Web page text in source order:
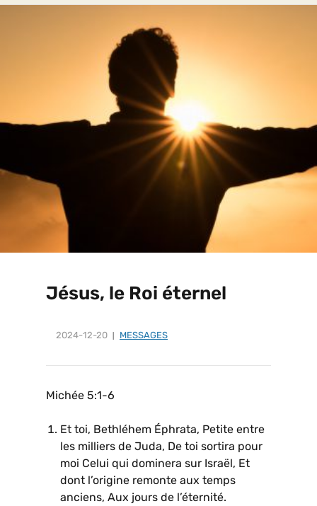
Jésus, le Roi éternel
2024-12-20 MESSAGES
Michée 5:1-6
Et toi, Bethléhem Éphrata, Petite entre
les milliers de Juda, De toi sortira pour
moi Celui qui dominera sur Israël, Et
dont l’origine remonte aux temps
anciens, Aux jours de l’éternité.